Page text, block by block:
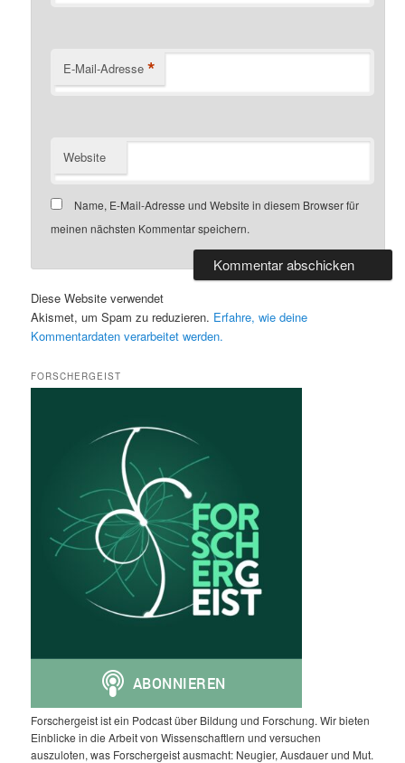
E-Mail-Adresse *
Website
Name, E-Mail-Adresse und Website in diesem Browser für
meinen nächsten Kommentar speichern.
Diese Website verwendet
Akismet, um Spam zu reduzieren. Erfahre, wie deine
Kommentardaten verarbeitet werden.
FORSCHERGEIST
Forschergeist ist ein Podcast über Bildung und Forschung. Wir bieten
Einblicke in die Arbeit von Wissenschaftlern und versuchen
auszuloten, was Forschergeist ausmacht: Neugier, Ausdauer und Mut.